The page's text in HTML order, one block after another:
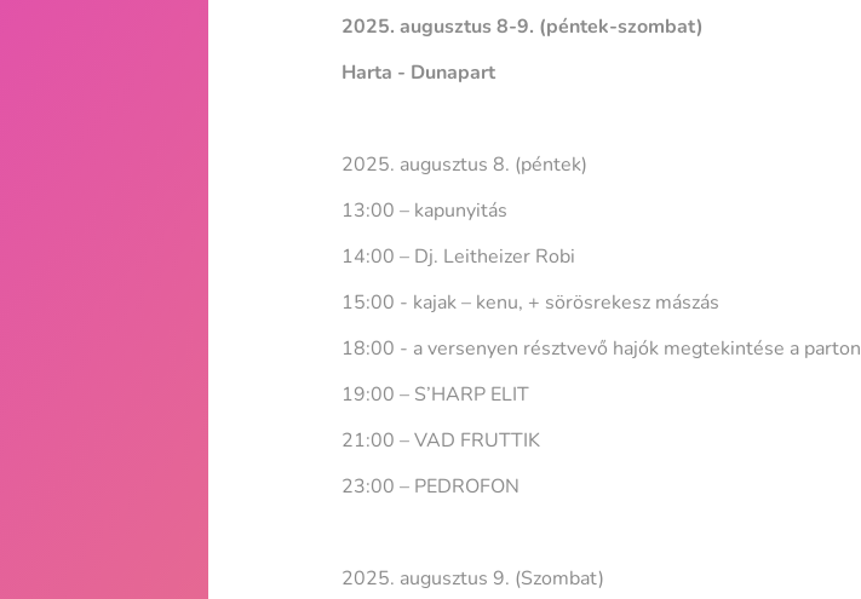
2025. augusztus 8-9. (péntek-szombat)
Harta - Dunapart
2025. augusztus 8. (péntek)
13:00 – kapunyitás
14:00 – Dj. Leitheizer Robi
15:00 - kajak – kenu, + sörösrekesz mászás
18:00 - a versenyen résztvevő hajók megtekintése a parton
19:00 – S’HARP ELIT
21:00 – VAD FRUTTIK
23:00 – PEDROFON
2025. augusztus 9. (Szombat)